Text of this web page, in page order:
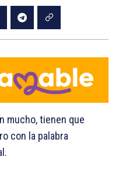
mucho, tienen que
con la palabra